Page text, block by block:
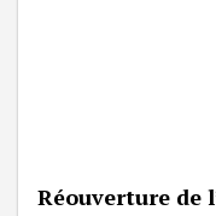
Réouverture de